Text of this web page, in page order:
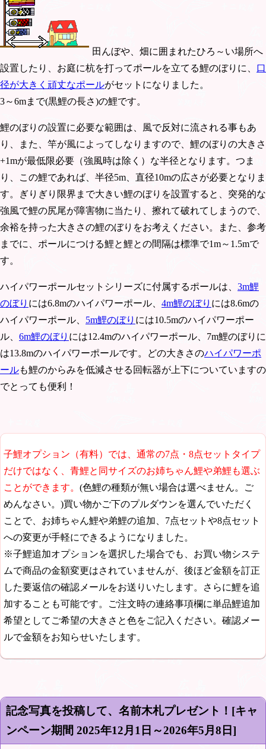
田んぼや、畑に囲まれたひろ～い場所へ
設置したり、お庭に杭を打ってポールを立てる鯉のぼりに、 口
径が大きく頑丈なポールがセットになりました。
3～6mまで(黒鯉の長さ)の鯉です。
鯉のぼりの設置に必要な範囲は、風で反対に流される事もあ
り、また、竿が風によってしなりますので、鯉のぼりの大きさ
+1mが最低限必要（強風時は除く）な半径となります。つま
り、この鯉であれば、半径5m、直径10mの広さが必要となりま
す。ぎりぎり限界まで大きい鯉のぼりを設置すると、突発的な
強風で鯉の尻尾が障害物に当たり、擦れて破れてしまうので、
余裕を持った大きさの鯉のぼりをお考えください。また、参考
までに、ポールにつける鯉と鯉との間隔は標準で1m～1.5mで
す。
ハイパワーポールセットシリーズに付属するポールは、 3m鯉
のぼり には6.8mのハイパワーポール、 4m鯉のぼり には8.6mの
ハイパワーポール、 5m鯉のぼり には10.5mのハイパワーポー
ル、 6m鯉のぼり には12.4mのハイパワーポール、7m鯉のぼりに
は13.8mのハイパワーポールです。どの大きさのハイパワーポ
ールも鯉のからみを低減させる回転器が上下についていますの
でとっても便利！
子鯉オプション（有料）では、通常の7点・8点セットタイプ
だけではなく、青鯉と同サイズのお姉ちゃん鯉や弟鯉も選ぶ
ことができます。 (色鯉の種類が無い場合は選べません。ご
めんなさい。)買い物かご下のプルダウンを選んでいただく
ことで、お姉ちゃん鯉や弟鯉の追加、7点セットや8点セット
への変更が手軽にできるようになりました。
※子鯉追加オプションを選択した場合でも、お買い物システ
ムで商品の金額変更はされていませんが、後ほど金額を訂正
した要返信の確認メールをお送りいたします。さらに鯉を追
加することも可能です。ご注文時の連絡事項欄に単品鯉追加
希望としてご希望の大きさと色をご記入ください。確認メー
ルで金額をお知らせいたします。
記念写真を投稿して、名前木札プレゼント！[キャ
ンペーン期間 2025年12月1日～2026年5月8日]